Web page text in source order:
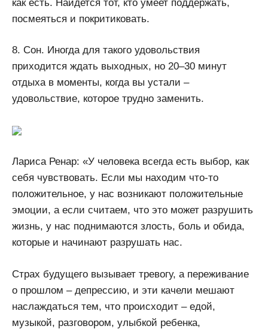
как есть. Найдется тот, кто умеет поддержать,
посмеяться и покритиковать.
8. Сон. Иногда для такого удовольствия
приходится ждать выходных, но 20–30 минут
отдыха в моменты, когда вы устали –
удовольствие, которое трудно заменить.
Лариса Ренар: «У человека всегда есть выбор, как
себя чувствовать. Если мы находим что-то
положительное, у нас возникают положительные
эмоции, а если считаем, что это может разрушить
жизнь, у нас поднимаются злость, боль и обида,
которые и начинают разрушать нас.
Страх будущего вызывает тревогу, а переживание
о прошлом – депрессию, и эти качели мешают
наслаждаться тем, что происходит – едой,
музыкой, разговором, улыбкой ребенка,